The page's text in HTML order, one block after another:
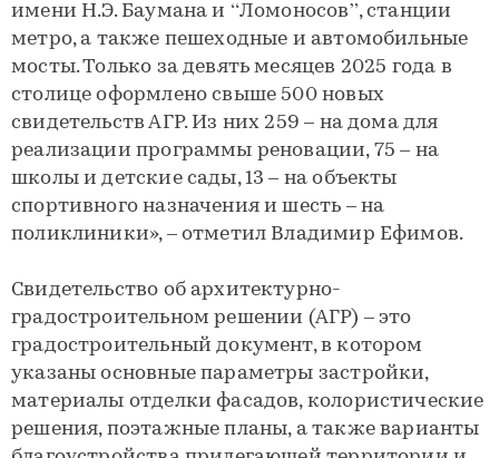
имени Н.Э. Баумана и “Ломоносов”, станции
метро, а также пешеходные и автомобильные
мосты. Только за девять месяцев 2025 года в
столице оформлено свыше 500 новых
свидетельств АГР. Из них 259 – на дома для
реализации программы реновации, 75 – на
школы и детские сады, 13 – на объекты
спортивного назначения и шесть – на
поликлиники», – отметил Владимир Ефимов.
Свидетельство об архитектурно-
градостроительном решении (АГР) – это
градостроительный документ, в котором
указаны основные параметры застройки,
материалы отделки фасадов, колористические
решения, поэтажные планы, а также варианты